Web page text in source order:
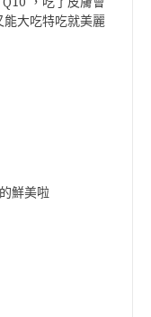
大吃特吃就美麗
鮮美啦